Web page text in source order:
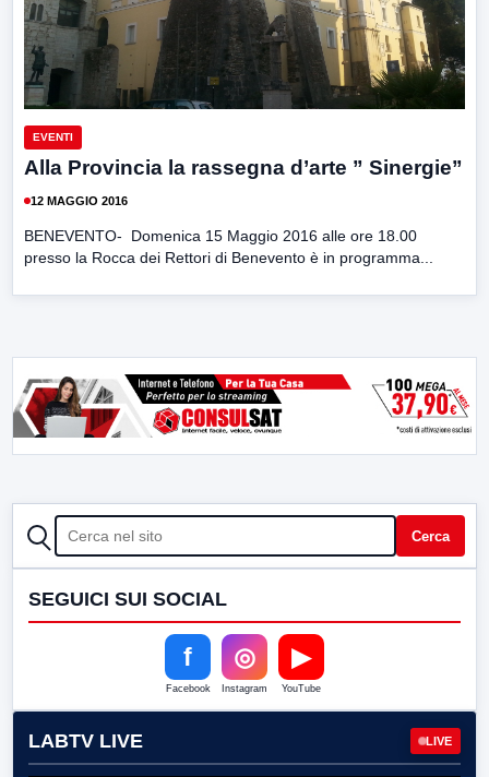
EVENTI
Alla Provincia la rassegna d’arte ” Sinergie”
12 MAGGIO 2016
BENEVENTO- Domenica 15 Maggio 2016 alle ore 18.00
presso la Rocca dei Rettori di Benevento è in programma...
CERCA Cerca
SEGUICI SUI SOCIAL
f
Facebook
◎
Instagram
▶
YouTube
LABTV LIVE LIVE